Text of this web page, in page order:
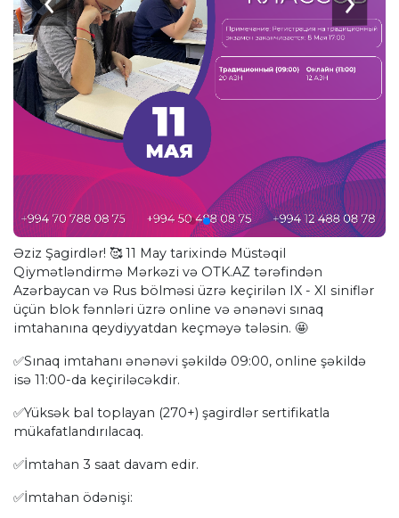
Əziz Şagirdlər! 🥰 11 May tarixində Müstəqil
Qiymətləndirmə Mərkəzi və OTK.AZ tərəfindən
Azərbaycan və Rus bölməsi üzrə keçirilən IX - XI siniflər
üçün blok fənnləri üzrə online və ənənəvi sınaq
imtahanına qeydiyyatdan keçməyə tələsin. 🤩
✅Sınaq imtahanı ənənəvi şəkildə 09:00, online şəkildə
isə 11:00-da keçiriləcəkdir.
✅Yüksək bal toplayan (270+) şagirdlər sertifikatla
mükafatlandırılacaq.
✅İmtahan 3 saat davam edir.
✅İmtahan ödənişi: